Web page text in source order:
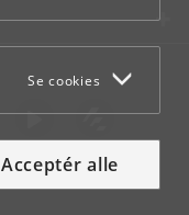
Se cookies
Acceptér alle